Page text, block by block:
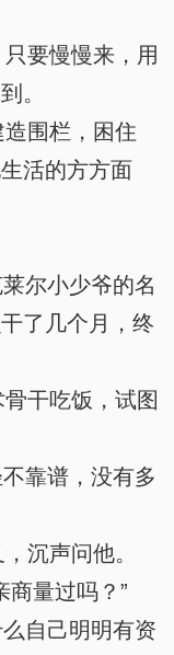
要慢慢来，用
。
围栏，困住
活的方方面
尔小少爷的名
了几个月，终
干吃饭，试图
靠谱，没有多
沉声问他。
量过吗？”
自己明明有资